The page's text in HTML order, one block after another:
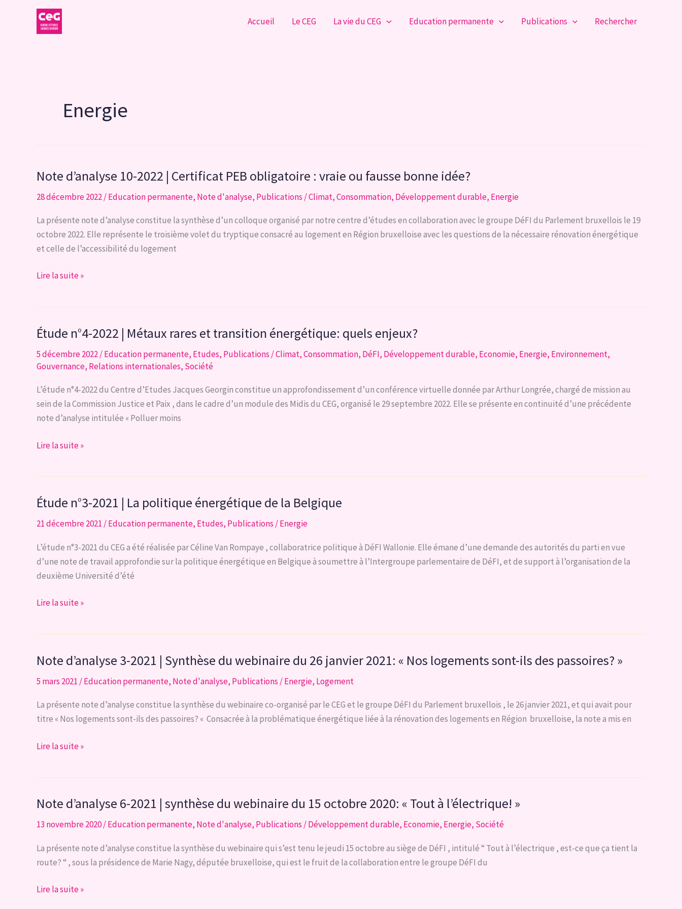
Accueil Le CEG La vie du CEG Education permanente Publications Rechercher
Energie
Note d’analyse 10-2022 | Certificat PEB obligatoire : vraie ou fausse bonne idée?
28 décembre 2022/Education permanente, Note d'analyse, Publications /Climat,Consommation, Développement durable, Energie
La présente note d’analyse constitue la synthèse d’un colloque organisé par notre centre d’études en collaboration avec le groupe DéFI du Parlement bruxellois le 19
octobre 2022. Elle représente le troisième volet du tryptique consacré au logement en Région bruxelloise avec les questions de la nécessaire rénovation énergétique
et celle de l’accessibilité du logement
Note
|
PEB
:
vraie
ou
bonne
Lire la suite »
Étude n°4-2022 | Métaux rares et transition énergétique: quels enjeux?
5 décembre 2022/Education permanente, Etudes, Publications /Climat,Consommation, DéFI, Développement durable, Economie, Energie, Environnement,
Gouvernance, Relations internationales, Société
L’étude n°4-2022 du Centre d’Etudes Jacques Georgin constitue un approfondissement d’un conférence virtuelle donnée par Arthur Longrée, chargé de mission au
sein de la Commission Justice et Paix , dans le cadre d’un module des Midis du CEG, organisé le 29 septembre 2022. Elle se présente en continuité d’une précédente
note d’analyse intitulée « Polluer moins
Étude
Métaux
et
transition
énergétique:
quels
Lire la suite »
Étude n°3-2021 | La politique énergétique de la Belgique
21 décembre 2021/Education permanente, Etudes, Publications/Energie
L’étude n°3-2021 du CEG a été réalisée par Céline Van Rompaye , collaboratrice politique à DéFI Wallonie. Elle émane d’une demande des autorités du parti en vue
d’une note de travail approfondie sur la politique énergétique en Belgique à soumettre à l’Intergroupe parlementaire de DéFI, et de support à l’organisation de la
deuxième Université d’été
Étude
La
énergétique
de
la
Lire la suite »
Note d’analyse 3-2021 | Synthèse du webinaire du 26 janvier 2021: « Nos logements sont-ils des passoires? »
5 mars 2021 /Education permanente, Note d'analyse, Publications /Energie, Logement
La présente note d’analyse constitue la synthèse du webinaire co-organisé par le CEG et le groupe DéFI du Parlement bruxellois , le 26 janvier 2021, et qui avait pour
titre « Nos logements sont-ils des passoires? « Consacrée à la problématique énergétique liée à la rénovation des logements en Région bruxelloise, la note a mis en
Note
|
du
webinaire
du
janvier
Lire la suite »
Note d’analyse 6-2021 | synthèse du webinaire du 15 octobre 2020: « Tout à l’électrique! »
13 novembre 2020/Education permanente, Note d'analyse, Publications/Développement durable, Economie, Energie, Société
La présente note d’analyse constitue la synthèse du webinaire qui s’est tenu le jeudi 15 octobre au siège de DéFI , intitulé “ Tout à l’électrique , est-ce que ça tient la
route? “ , sous la présidence de Marie Nagy, députée bruxelloise, qui est le fruit de la collaboration entre le groupe DéFI du
Note
Lire la suite »